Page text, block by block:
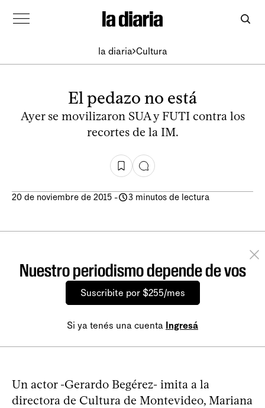
la diaria Cultura
El pedazo no está
Ayer se movilizaron SUA y FUTI contra los
recortes de la IM.
20 de noviembre de 2015 - 3 minutos de lectura
Nuestro periodismo depende de vos
Suscribite por $255/mes
Si ya tenés una cuenta Ingresá
Un actor -Gerardo Begérez- imita a la
directora de Cultura de Montevideo, Mariana